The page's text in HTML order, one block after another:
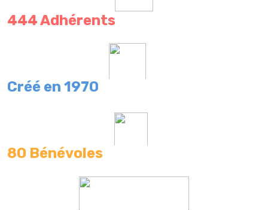
444 Adhérents
Créé en 1970
80 Bénévoles